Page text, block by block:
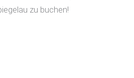
zu buchen!